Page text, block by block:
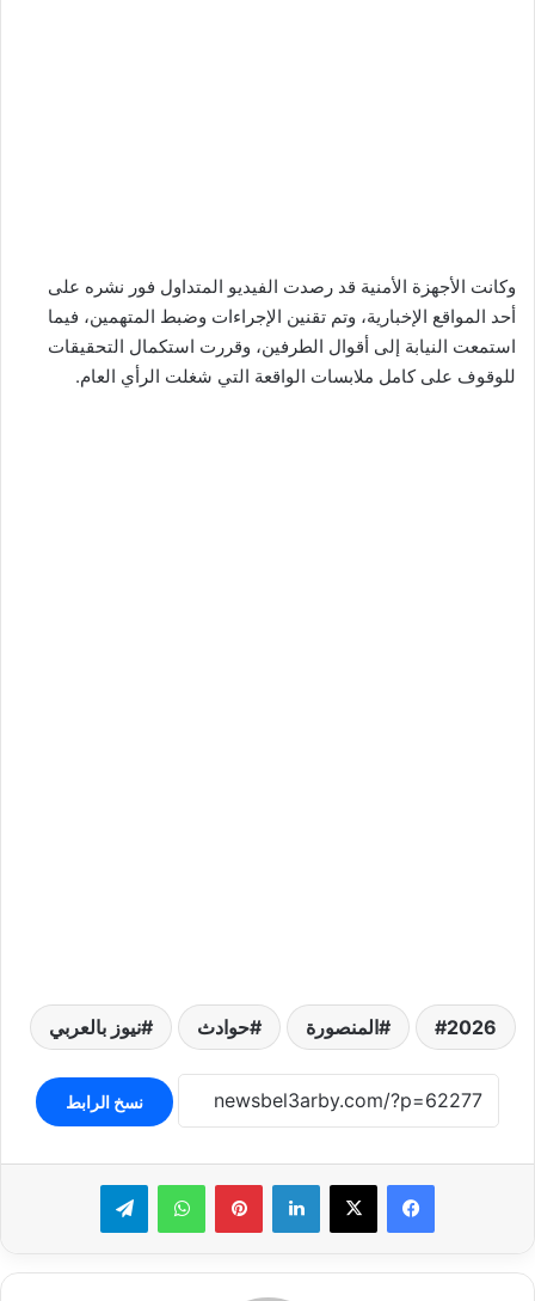
وكانت الأجهزة الأمنية قد رصدت الفيديو المتداول فور نشره على
أحد المواقع الإخبارية، وتم تقنين الإجراءات وضبط المتهمين، فيما
استمعت النيابة إلى أقوال الطرفين، وقررت استكمال التحقيقات
للوقوف على كامل ملابسات الواقعة التي شغلت الرأي العام.
2026 المنصورة حوادث نيوز بالعربي
نسخ الرابط
لينكدإن بينتيريستواتساب تيلقرام